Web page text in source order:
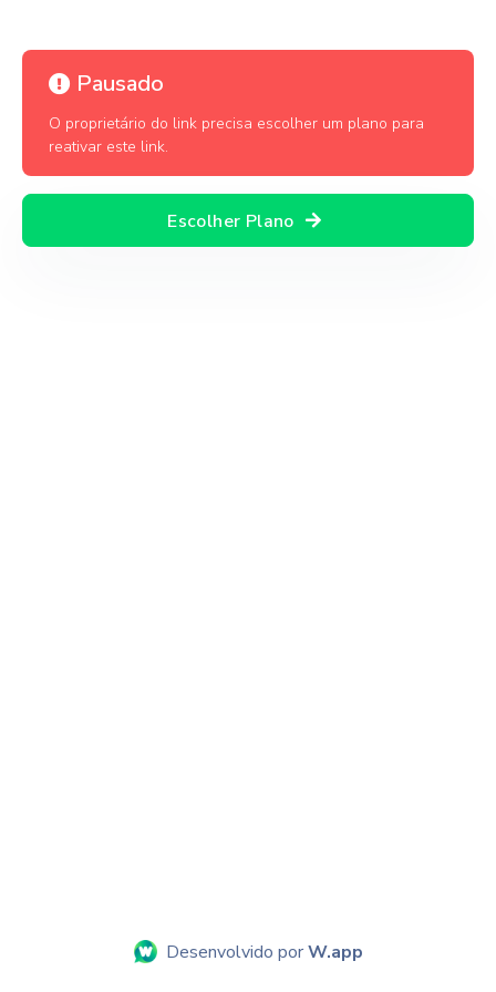
Pausado
O proprietário do link precisa escolher um plano para
reativar este link.
Escolher Plano
Desenvolvido porW.app